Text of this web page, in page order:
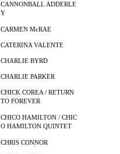
CANNONBALL ADDERLE
Y
CARMEN McRAE
CATERINA VALENTE
CHARLIE BYRD
CHARLIE PARKER
CHICK COREA / RETURN
TO FOREVER
CHICO HAMILTON / CHIC
O HAMILTON QUINTET
CHRIS CONNOR